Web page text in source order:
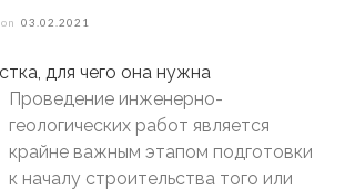
on 03.02.2021
Проведение инженерно-
геологических работ является
крайне важным этапом подготовки
к началу строительства того или